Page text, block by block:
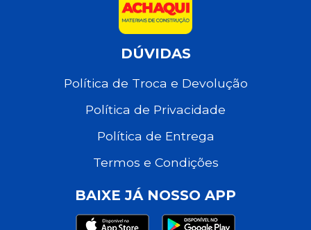
DÚVIDAS
Política de Troca e Devolução
Política de Privacidade
Política de Entrega
Termos e Condições
BAIXE JÁ NOSSO APP